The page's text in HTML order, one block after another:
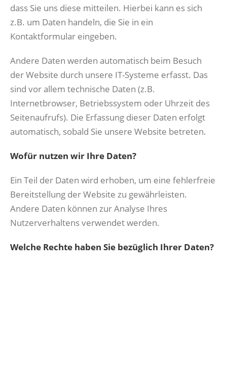
dass Sie uns diese mitteilen. Hierbei kann es sich
z.B. um Daten handeln, die Sie in ein
Kontaktformular eingeben.
Andere Daten werden automatisch beim Besuch
der Website durch unsere IT-Systeme erfasst. Das
sind vor allem technische Daten (z.B.
Internetbrowser, Betriebssystem oder Uhrzeit des
Seitenaufrufs). Die Erfassung dieser Daten erfolgt
automatisch, sobald Sie unsere Website betreten.
Wofür nutzen wir Ihre Daten?
Ein Teil der Daten wird erhoben, um eine fehlerfreie
Bereitstellung der Website zu gewährleisten.
Andere Daten können zur Analyse Ihres
Nutzerverhaltens verwendet werden.
Welche Rechte haben Sie bezüglich Ihrer Daten?